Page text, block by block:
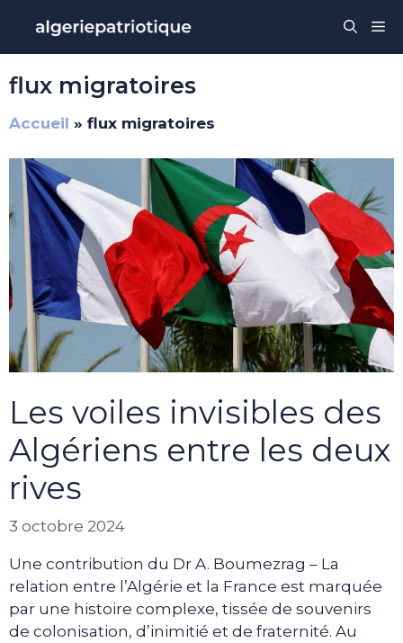
contenu
flux migratoires
Accueil » flux migratoires
Les voiles invisibles des
Algériens entre les deux
rives
3 octobre 2024
Une contribution du Dr A. Boumezrag – La
relation entre l’Algérie et la France est marquée
par une histoire complexe, tissée de souvenirs
de colonisation, d’inimitié et de fraternité. Au